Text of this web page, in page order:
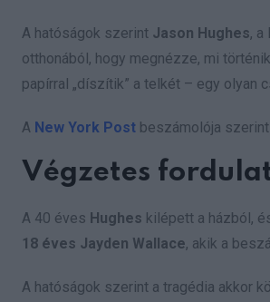
A hatóságok szerint Jason Hughes, a
otthonából, hogy megnézze, mi
papírral „díszítik” a telkét – egy olyan
A New York Post beszámolója
Végzetes
A 40 éves Hughes kilépett a házból,
18 éves Jayden Wallace, akik a
A hatóságok szerint a tragédia akkor